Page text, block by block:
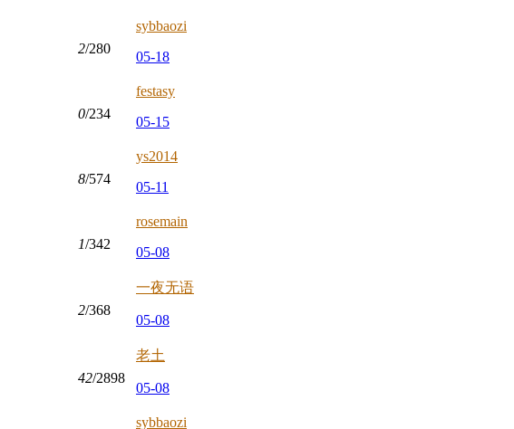
2/280
sybbaozi
05-18
0/234
festasy
05-15
8/574
ys2014
05-11
1/342
rosemain
05-08
2/368
一夜无语
05-08
42/2898
老土
05-08
sybbaozi